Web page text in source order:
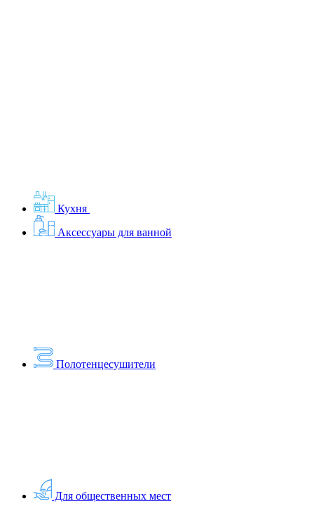
Кухня
Аксессуары для ванной
Полотенцесушители
Для общественных мест